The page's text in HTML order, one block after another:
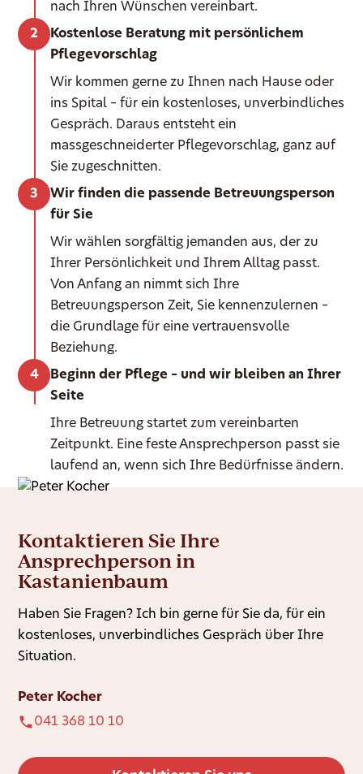
Kontaktieren Sie Ihre
Ansprechperson in
Kastanienbaum
Haben Sie Fragen? Ich bin gerne für Sie da, für ein
kostenloses, unverbindliches Gespräch über Ihre
Situation.
Peter Kocher
041 368 10 10
nach Ihren Wünschen vereinbart.
Kostenlose Beratung mit persönlichem
Pflegevorschlag
Wir kommen gerne zu Ihnen nach Hause oder
ins Spital – für ein kostenloses, unverbindliches
Gespräch. Daraus entsteht ein
massgeschneiderter Pflegevorschlag, ganz auf
Sie zugeschnitten.
Wir finden die passende Betreuungsperson
für Sie
Wir wählen sorgfältig jemanden aus, der zu
Ihrer Persönlichkeit und Ihrem Alltag passt.
Von Anfang an nimmt sich Ihre
Betreuungsperson Zeit, Sie kennenzulernen –
die Grundlage für eine vertrauensvolle
Beziehung.
Beginn der Pflege – und wir bleiben an Ihrer
Seite
Ihre Betreuung startet zum vereinbarten
Zeitpunkt. Eine feste Ansprechperson passt sie
laufend an, wenn sich Ihre Bedürfnisse ändern.